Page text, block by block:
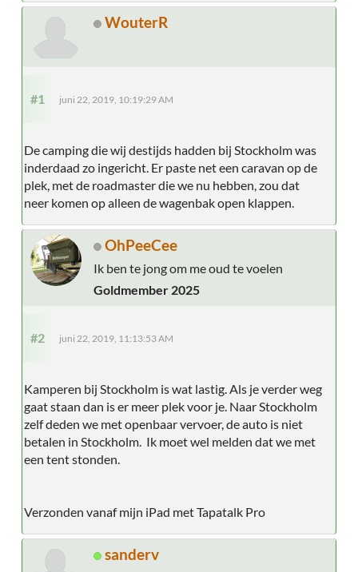
WouterR
#1 juni 22, 2019, 10:19:29 AM
De camping die wij destijds hadden bij Stockholm was
inderdaad zo ingericht. Er paste net een caravan op de
plek, met de roadmaster die we nu hebben, zou dat
neer komen op alleen de wagenbak open klappen.
OhPeeCee
Ik ben te jong om me oud te voelen
Goldmember 2025
#2 juni 22, 2019, 11:13:53 AM
Kamperen bij Stockholm is wat lastig. Als je verder weg
gaat staan dan is er meer plek voor je. Naar Stockholm
zelf deden we met openbaar vervoer, de auto is niet
betalen in Stockholm. Ik moet wel melden dat we met
een tent stonden.
Verzonden vanaf mijn iPad met Tapatalk Pro
sanderv